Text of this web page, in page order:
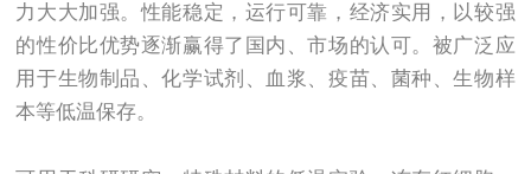
力大大加强。性能稳定，运行可靠，经济实用，以较强
的性价比优势逐渐赢得了国内、市场的认可。被广泛应
用于生物制品、化学试剂、血浆、疫苗、菌种、生物样
本等低温保存。